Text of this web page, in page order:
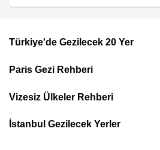
Top
Menu
Türkiye'de Gezilecek 20 Yer
Paris Gezi Rehberi
Vizesiz Ülkeler Rehberi
İstanbul Gezilecek Yerler